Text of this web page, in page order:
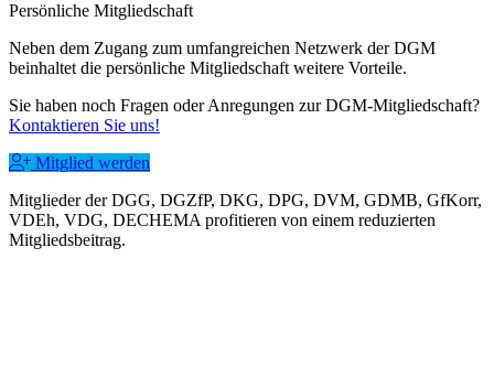
Persönliche Mitgliedschaft
Neben dem Zugang zum umfangreichen Netzwerk der DGM
beinhaltet die persönliche Mitgliedschaft weitere Vorteile.
Sie haben noch Fragen oder Anregungen zur DGM-Mitgliedschaft?
Kontaktieren Sie uns!
Mitglied werden
Mitglieder der DGG, DGZfP, DKG, DPG, DVM, GDMB, GfKorr,
VDEh, VDG, DECHEMA profitieren von einem reduzierten
Mitgliedsbeitrag.